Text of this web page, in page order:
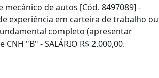
mecânico de autos [Cód. 8497089] -
experiência em carteira de trabalho ou
completo (apresentar
"B" - SALÁRIO R$ 2.000,00.